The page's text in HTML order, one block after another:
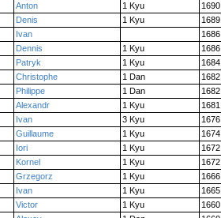
Anton 1 Kyu 1690
Denis 1 Kyu 1689
Ivan 1686
Dennis 1 Kyu 1686
Patryk 1 Kyu 1684
Christophe 1 Dan 1682
Philippe 1 Dan 1682
Alexandr 1 Kyu 1681
Ivan 3 Kyu 1676
Guillaume 1 Kyu 1674
Iori 1 Kyu 1672
Kornel 1 Kyu 1672
Grzegorz 1 Kyu 1666
Ivan 1 Kyu 1665
Victor 1 Kyu 1660